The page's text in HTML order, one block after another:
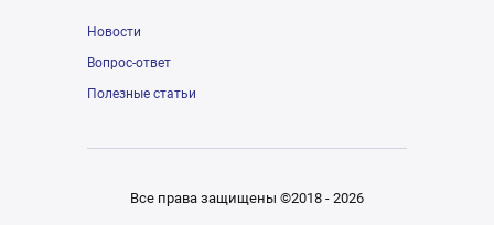
Новости
Вопрос-ответ
Полезные статьи
Все права защищены ©2018 - 2026